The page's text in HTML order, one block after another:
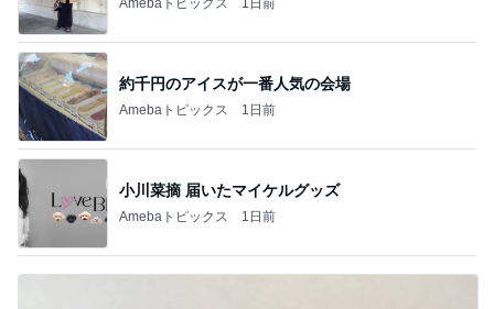
約千円のアイスが一番人気の会場
Amebaトピックス 1日前
小川菜摘 届いたマイケルグッズ
Amebaトピックス 1日前